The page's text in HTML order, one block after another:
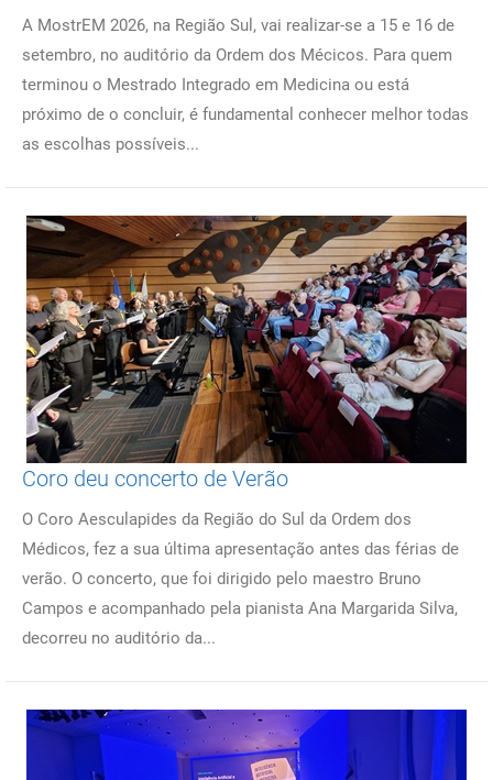
A MostrEM 2026, na Região Sul, vai realizar-se a 15 e 16 de
setembro, no auditório da Ordem dos Mécicos. Para quem
terminou o Mestrado Integrado em Medicina ou está
próximo de o concluir, é fundamental conhecer melhor todas
as escolhas possíveis...
Coro deu concerto de Verão
O Coro Aesculapides da Região do Sul da Ordem dos
Médicos, fez a sua última apresentação antes das férias de
verão. O concerto, que foi dirigido pelo maestro Bruno
Campos e acompanhado pela pianista Ana Margarida Silva,
decorreu no auditório da...